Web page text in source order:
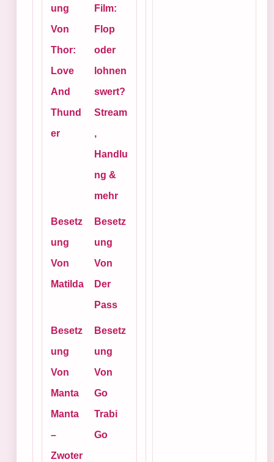
ung
Von
Thor:
Love
And
Thund
er
Film:
Flop
oder
lohnen
swert?
Stream
,
Handlu
ng &
mehr
Besetz
ung
Von
Matilda
Besetz
ung
Von
Der
Pass
Besetz
ung
Von
Manta
Manta
–
Zwoter
Besetz
ung
Von
Go
Trabi
Go